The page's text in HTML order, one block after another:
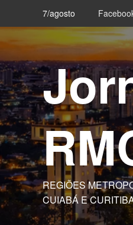
content
7/agosto
REGIÕES
CUIABÁ E